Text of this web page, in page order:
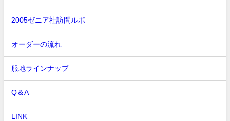
2005ゼニア社訪問ルポ
オーダーの流れ
服地ラインナップ
Q＆A
LINK